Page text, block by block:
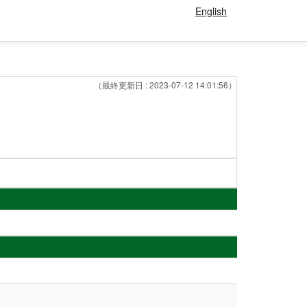
English
（最終更新日 : 2023-07-12 14:01:56）